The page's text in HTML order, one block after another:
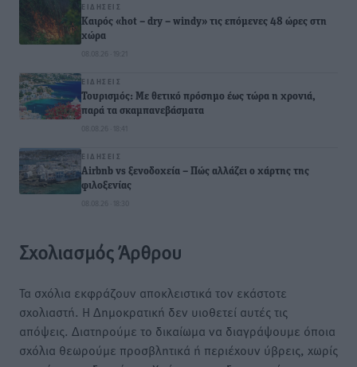
ΕΙΔΉΣΕΙΣ
Καιρός «hot – dry – windy» τις επόμενες 48 ώρες στη
χώρα
08.08.26 · 19:21
ΕΙΔΉΣΕΙΣ
Τουρισμός: Με θετικό πρόσημο έως τώρα η χρονιά,
παρά τα σκαμπανεβάσματα
08.08.26 · 18:41
ΕΙΔΉΣΕΙΣ
Airbnb vs ξενοδοχεία – Πώς αλλάζει ο χάρτης της
φιλοξενίας
08.08.26 · 18:30
Σχολιασμός Άρθρου
Τα σχόλια εκφράζουν αποκλειστικά τον εκάστοτε
σχολιαστή. Η Δημοκρατική δεν υιοθετεί αυτές τις
απόψεις. Διατηρούμε το δικαίωμα να διαγράψουμε όποια
σχόλια θεωρούμε προσβλητικά ή περιέχουν ύβρεις, χωρίς